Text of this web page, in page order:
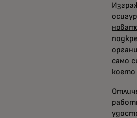
само
което